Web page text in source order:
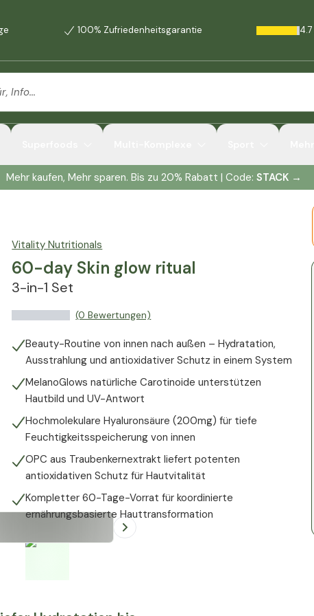
100% Zufriedenheitsgarantie 4.7
Mehr kaufen, Mehr sparen. Bis zu 20% Rabatt | Code: STACK →
Vitality Nutritionals
60-day Skin glow ritual
3-in-1 Set
(0 Bewertungen)
Beauty-Routine von innen nach außen – Hydratation,
Ausstrahlung und antioxidativer Schutz in einem System
MelanoGlows natürliche Carotinoide unterstützen
Hautbild und UV-Antwort
Hochmolekulare Hyaluronsäure (200mg) für tiefe
Feuchtigkeitsspeicherung von innen
OPC aus Traubenkernextrakt liefert potenten
antioxidativen Schutz für Hautvitalität
Kompletter 60-Tage-Vorrat für koordinierte
ernährungsbasierte Hauttransformation